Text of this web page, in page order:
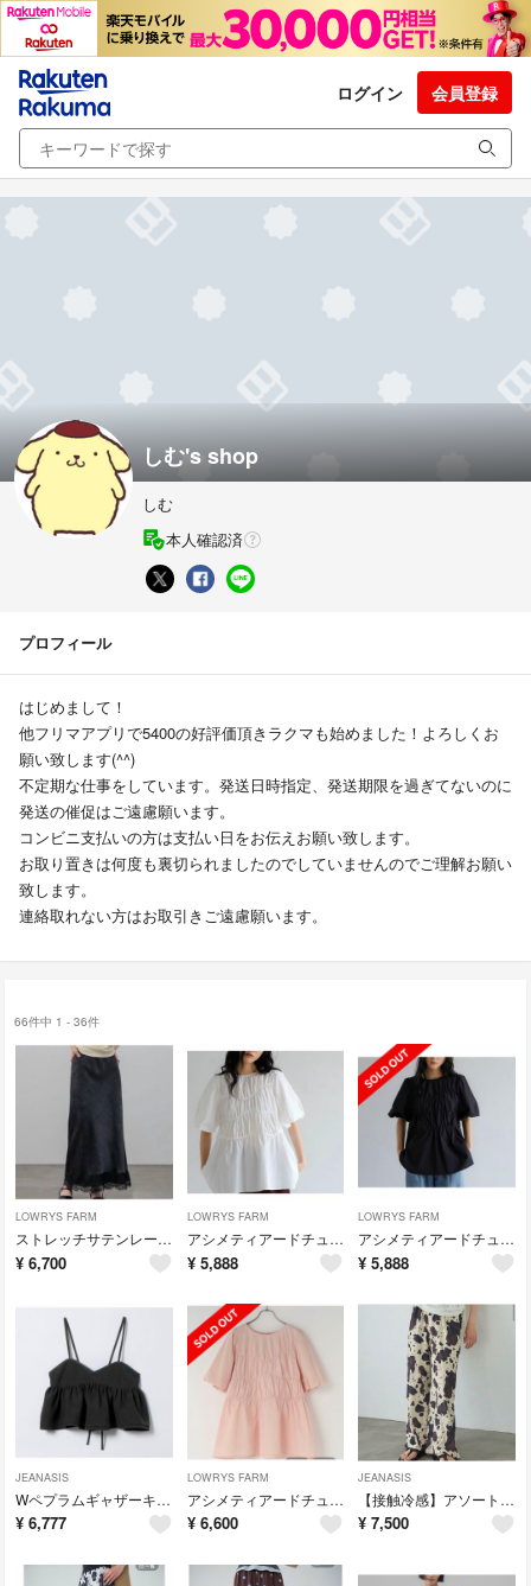
ログイン 会員登録
しむ's shop
しむ
本人確認済
プロフィール
はじめまして！
他フリマアプリで5400の好評価頂きラクマも始めました！よろしくお
願い致します(^^)
不定期な仕事をしています。発送日時指定、発送期限を過ぎてないのに
発送の催促はご遠慮願います。
コンビニ支払いの方は支払い日をお伝えお願い致します。
お取り置きは何度も裏切られましたのでしていませんのでご理解お願い
致します。
連絡取れない方はお取引きご遠慮願います。
66件中 1 - 36件
LOWRYS FARM
ストレッチサテンレーススカート ローリーズファーム 新品未使用 今季新作
¥ 6,700
LOWRYS FARM
アシメティアードチュニックSS ローリーズファーム 新品未使用 今季新作
¥ 5,888
LOWRYS FARM
アシメティアードチュニックSS ローリーズファーム 新品未使用 今季新作
¥ 5,888
JEANASIS
Wペプラムギャザーキャミ ジーナシス 新品未使用 今季新作
¥ 6,777
LOWRYS FARM
アシメティアードチュニックSS ローリーズファーム 新品未使用 今季新作
¥ 6,600
JEANASIS
【接触冷感】アソートガライージーパンツ ジーナシス 新品未使用 今季新作
¥ 7,500